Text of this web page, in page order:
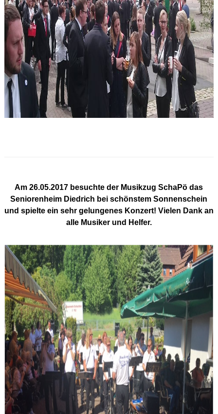
Am 26.05.2017 besuchte der Musikzug SchaPö das
Seniorenheim Diedrich bei schönstem Sonnenschein
und spielte ein sehr gelungenes Konzert! Vielen Dank an
alle Musiker und Helfer.